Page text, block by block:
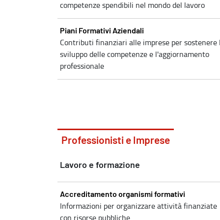
competenze spendibili nel mondo del lavoro
Piani Formativi Aziendali
Contributi finanziari alle imprese per sostenere
sviluppo delle competenze e l'aggiornamento
professionale
Professionisti e Imprese
Lavoro e formazione
Accreditamento organismi formativi
Informazioni per organizzare attività finanziate
con risorse pubbliche